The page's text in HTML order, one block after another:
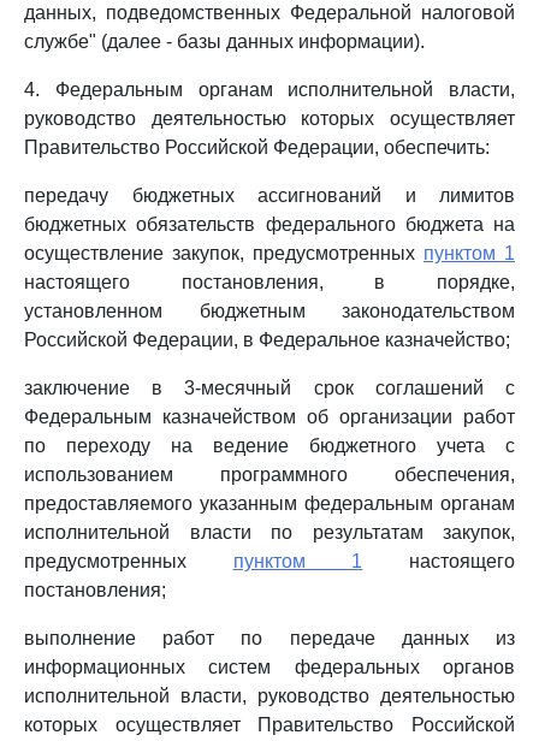
данных, подведомственных Федеральной налоговой
службе" (далее - базы данных информации).
4. Федеральным органам исполнительной власти,
руководство деятельностью которых осуществляет
Правительство Российской Федерации, обеспечить:
передачу бюджетных ассигнований и лимитов
бюджетных обязательств федерального бюджета на
осуществление закупок, предусмотренных пунктом 1
настоящего постановления, в порядке,
установленном бюджетным законодательством
Российской Федерации, в Федеральное казначейство;
заключение в 3-месячный срок соглашений с
Федеральным казначейством об организации работ
по переходу на ведение бюджетного учета с
использованием программного обеспечения,
предоставляемого указанным федеральным органам
исполнительной власти по результатам закупок,
предусмотренных пунктом 1 настоящего
постановления;
выполнение работ по передаче данных из
информационных систем федеральных органов
исполнительной власти, руководство деятельностью
которых осуществляет Правительство Российской